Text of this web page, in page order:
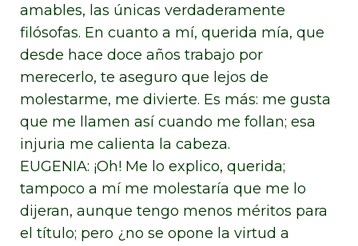
amables, las únicas verdaderamente
filósofas. En cuanto a mí, querida mía, que
desde hace doce años trabajo por
merecerlo, te aseguro que lejos de
molestarme, me divierte. Es más: me gusta
que me llamen así cuando me follan; esa
injuria me calienta la cabeza.
EUGENIA: ¡Oh! Me lo explico, querida;
tampoco a mí me molestaría que me lo
dijeran, aunque tengo menos méritos para
el título; pero ¿no se opone la virtud a